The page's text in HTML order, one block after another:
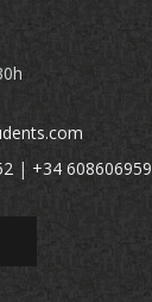
| +34 608606959